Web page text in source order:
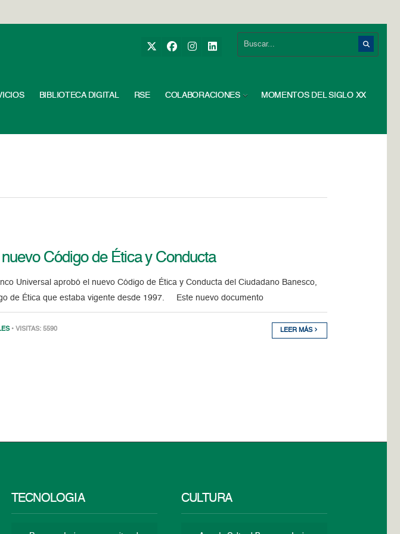
BIBLIOTECA DIGITAL RSE COLABORACIONES MOMENTOS DEL SIGLO XX
Código de Ética y Conducta
Universal aprobó el nuevo Código de Ética y Conducta del Ciudadano Banesco,
de Ética que estaba vigente desde 1997. Este nuevo documento
• VISITAS: 5590 LEER MÁS
TECNOLOGÍA CULTURA